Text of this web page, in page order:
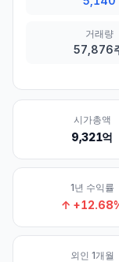
거래량
57,876
시가총액
9,321억
1년 수익률
↑ +12.68
외인 1개월